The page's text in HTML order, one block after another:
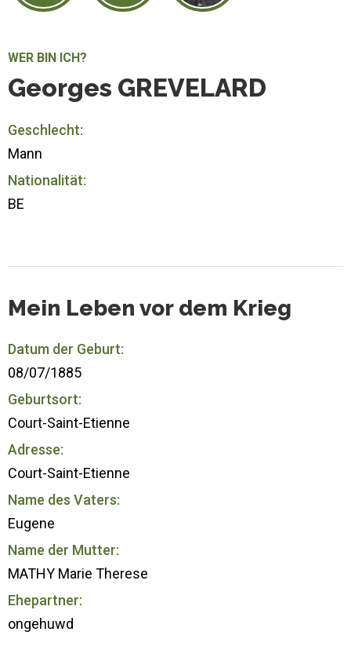
WER BIN ICH?
Georges GREVELARD
Geschlecht:
Mann
Nationalität:
BE
Mein Leben vor dem Krieg
Datum der Geburt:
08/07/1885
Geburtsort:
Court-Saint-Etienne
Adresse:
Court-Saint-Etienne
Name des Vaters:
Eugene
Name der Mutter:
MATHY Marie Therese
Ehepartner:
ongehuwd